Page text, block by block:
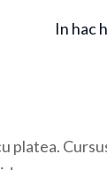
In hac
platea.